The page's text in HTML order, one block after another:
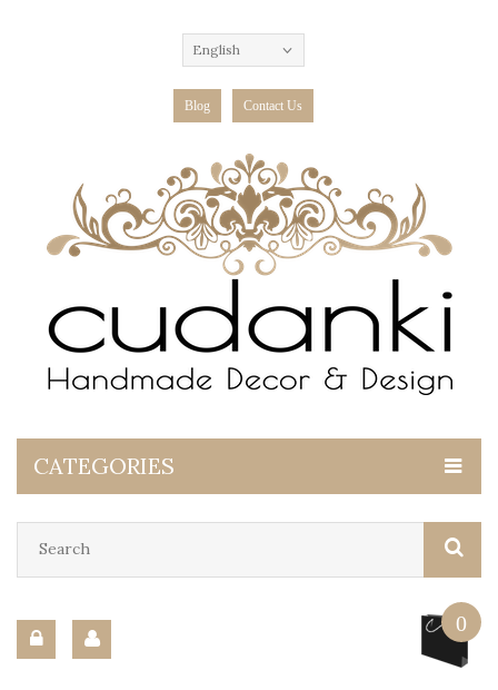
English
Blog Contact Us
CATEGORIES
0